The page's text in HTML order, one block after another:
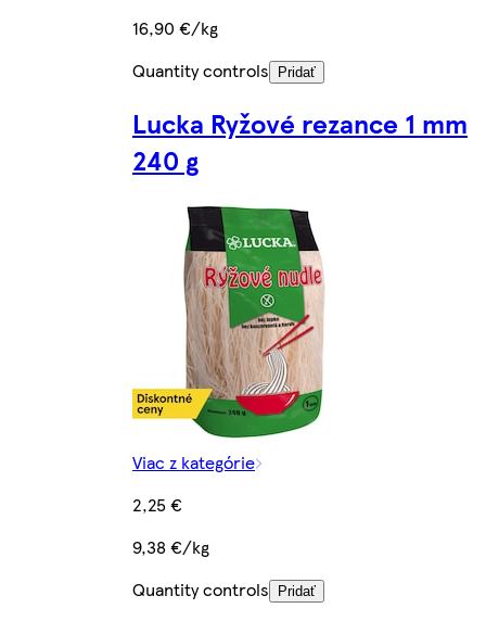
16,90 €/kg
Quantity controls
Pridať
Lucka Ryžové rezance 1 mm
240 g
Viac z kategórie
2,25 €
9,38 €/kg
Quantity controls
Pridať